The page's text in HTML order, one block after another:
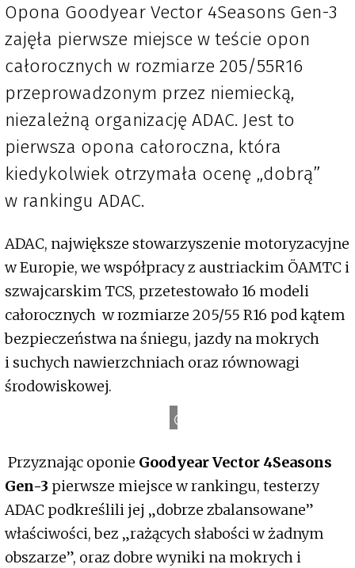
Opona Goodyear Vector 4Seasons Gen-3
zajęła pierwsze miejsce w teście opon
całorocznych w rozmiarze 205/55R16
przeprowadzonym przez niemiecką,
niezależną organizację ADAC. Jest to
pierwsza opona całoroczna, która
kiedykolwiek otrzymała ocenę „dobrą”
w rankingu ADAC.
ADAC, największe stowarzyszenie motoryzacyjne
w Europie, we współpracy z austriackim ÖAMTC i
szwajcarskim TCS, przetestowało 16 modeli
całorocznych w rozmiarze 205/55 R16 pod kątem
bezpieczeństwa na śniegu, jazdy na mokrych
i suchych nawierzchniach oraz równowagi
środowiskowej.
Przyznając oponie Goodyear Vector 4Seasons
Gen-3 pierwsze miejsce w rankingu, testerzy
ADAC podkreślili jej „dobrze zbalansowane”
właściwości, bez „rażących słabości w żadnym
obszarze”, oraz dobre wyniki na mokrych i